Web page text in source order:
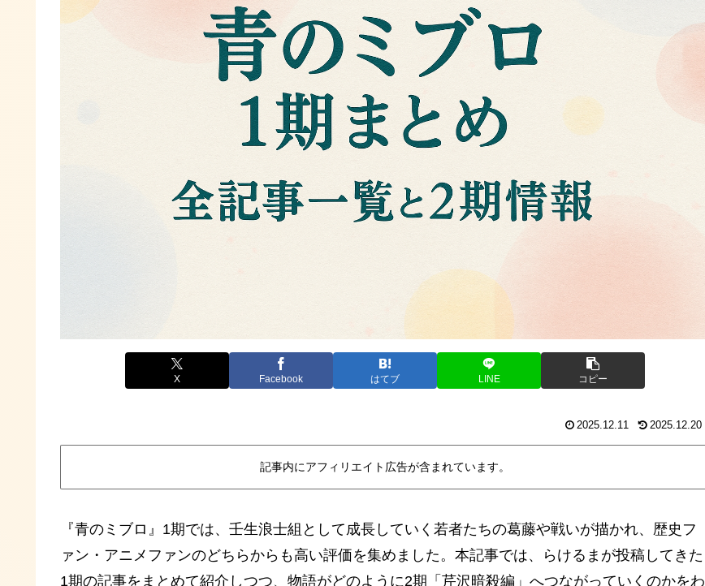
X Facebook はてブ LINE コピー
2025.12.11 2025.12.20
記事内にアフィリエイト広告が含まれています。
『青のミブロ』1期では、壬生浪士組として成長していく若者たちの葛藤や戦いが描かれ、歴史フ
ァン・アニメファンのどちらからも高い評価を集めました。本記事では、らけるまが投稿してきた
1期の記事をまとめて紹介しつつ、物語がどのように2期「芹沢暗殺編」へつながっていくのかをわ